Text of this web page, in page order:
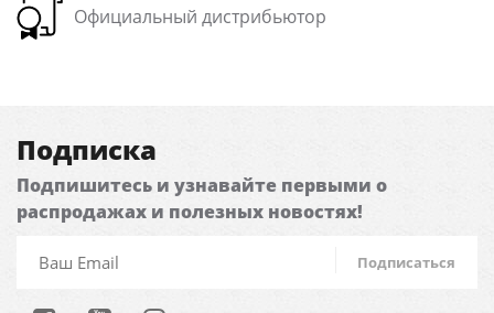
Официальный дистрибьютор
Подписка
Подпишитесь и узнавайте первыми о
распродажах и полезных новостях!
Подписаться